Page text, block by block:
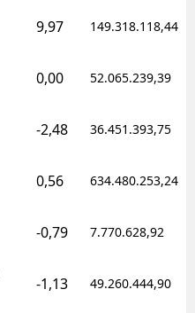
9,97 149.318.118,44
0,00 52.065.239,39
-2,48 36.451.393,75
0,56 634.480.253,24
-0,79 7.770.628,92
-1,13 49.260.444,90